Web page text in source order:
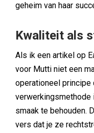
geheim van haar
Kwaliteit als
Als ik een artikel op
voor Mutti niet een
operationeel
verwerkingsmethode
smaak te behouden.
vers dat je ze